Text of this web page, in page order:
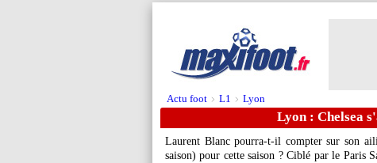
Actu foot > L1 > Lyon
Lyon : Chelsea
Laurent Blanc pourra-t-il compter sur son
saison) pour cette saison ? Ciblé par le Paris